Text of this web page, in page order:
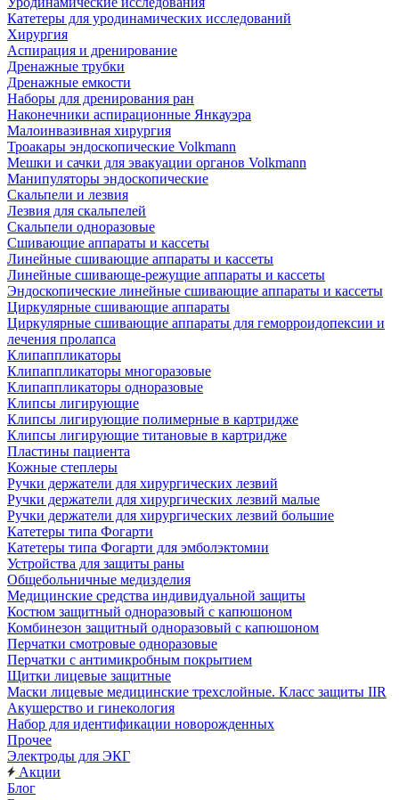
Катетеры для уродинамических исследований
Хирургия
Аспирация и дренирование
Дренажные трубки
Дренажные емкости
Наборы для дренирования ран
Наконечники аспирационные Янкауэра
Малоинвазивная хирургия
Троакары эндоскопические Volkmann
Мешки и сачки для эвакуации органов Volkmann
Манипуляторы эндоскопические
Скальпели и лезвия
Лезвия для скальпелей
Скальпели одноразовые
Сшивающие аппараты и кассеты
Линейные сшивающие аппараты и кассеты
Линейные сшивающе-режущие аппараты и кассеты
Эндоскопические линейные сшивающие аппараты и кассеты
Циркулярные сшивающие аппараты
Циркулярные сшивающие аппараты для геморроидопексии и
лечения пролапса
Клипаппликаторы
Клипаппликаторы многоразовые
Клипаппликаторы одноразовые
Клипсы лигирующие
Клипсы лигирующие полимерные в картридже
Клипсы лигирующие титановые в картридже
Пластины пациента
Кожные степлеры
Ручки держатели для хирургических лезвий
Ручки держатели для хирургических лезвий малые
Ручки держатели для хирургических лезвий большие
Катетеры типа Фогарти
Катетеры типа Фогарти для эмболэктомии
Устройства для защиты раны
Общебольничные медизделия
Медицинские средства индивидуальной защиты
Костюм защитный одноразовый с капюшоном
Комбинезон защитный одноразовый с капюшоном
Перчатки смотровые одноразовые
Перчатки с антимикробным покрытием
Щитки лицевые защитные
Маски лицевые медицинские трехслойные. Класс защиты IIR
Акушерство и гинекология
Набор для идентификации новорожденных
Прочее
Электроды для ЭКГ
Акции
Блог